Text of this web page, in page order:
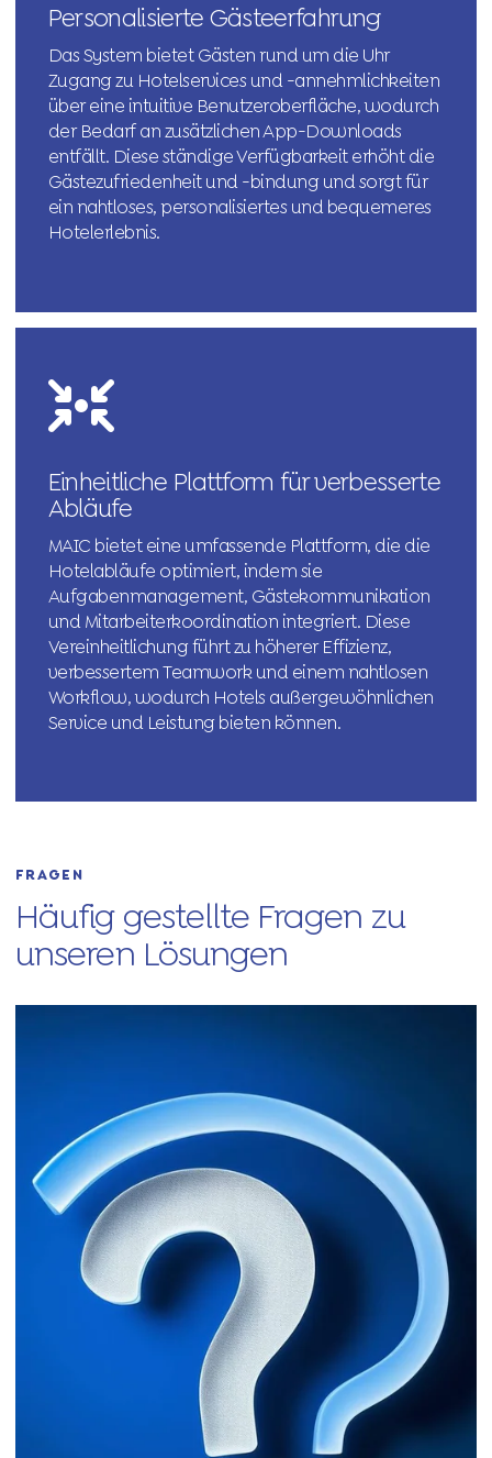
Personalisierte Gästeerfahrung
Das System bietet Gästen rund um die Uhr
Zugang zu Hotelservices und -annehmlichkeiten
über eine intuitive Benutzeroberfläche, wodurch
der Bedarf an zusätzlichen App-Downloads
entfällt. Diese ständige Verfügbarkeit erhöht die
Gästezufriedenheit und -bindung und sorgt für
ein nahtloses, personalisiertes und bequemeres
Hotelerlebnis.
Einheitliche Plattform für verbesserte
Abläufe
MAIC bietet eine umfassende Plattform, die die
Hotelabläufe optimiert, indem sie
Aufgabenmanagement, Gästekommunikation
und Mitarbeiterkoordination integriert. Diese
Vereinheitlichung führt zu höherer Effizienz,
verbessertem Teamwork und einem nahtlosen
Workflow, wodurch Hotels außergewöhnlichen
Service und Leistung bieten können.
FRAGEN
Häufig gestellte Fragen zu
unseren Lösungen